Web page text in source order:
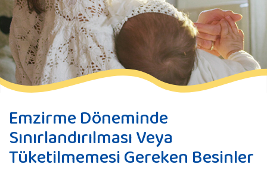
Emzirme Döneminde
Sınırlandırılması Veya
Tüketilmemesi Gereken Besinler